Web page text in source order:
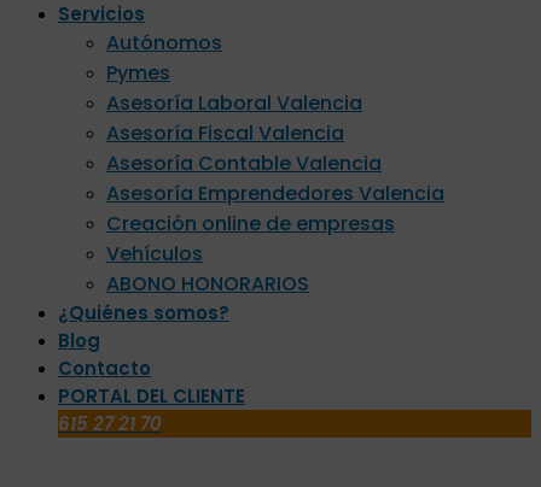
Servicios
Autónomos
Pymes
Asesoría Laboral Valencia
Asesoría Fiscal Valencia
Asesoría Contable Valencia
Asesoría Emprendedores Valencia
Creación online de empresas
Vehículos
ABONO HONORARIOS
¿Quiénes somos?
Blog
Contacto
PORTAL DEL CLIENTE
615 27 21 70